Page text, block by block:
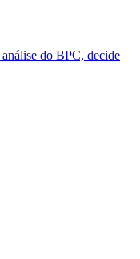
do BPC, decide